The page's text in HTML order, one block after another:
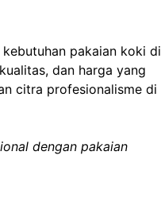
pakaian koki di
dan harga yang
citra profesionalisme di
dengan pakaian